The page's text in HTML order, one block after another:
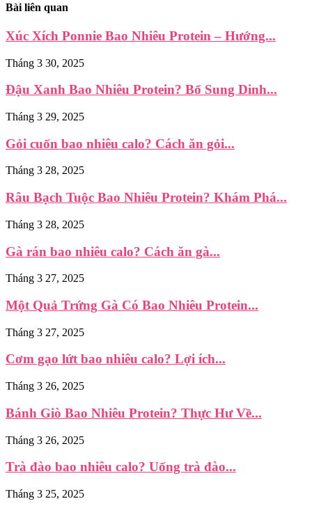
Bài liên quan
Xúc Xích Ponnie Bao Nhiêu Protein – Hướng...
Tháng 3 30, 2025
Đậu Xanh Bao Nhiêu Protein? Bổ Sung Dinh...
Tháng 3 29, 2025
Gỏi cuốn bao nhiêu calo? Cách ăn gỏi...
Tháng 3 28, 2025
Râu Bạch Tuộc Bao Nhiêu Protein? Khám Phá...
Tháng 3 28, 2025
Gà rán bao nhiêu calo? Cách ăn gà...
Tháng 3 27, 2025
Một Quả Trứng Gà Có Bao Nhiêu Protein...
Tháng 3 27, 2025
Cơm gạo lứt bao nhiêu calo? Lợi ích...
Tháng 3 26, 2025
Bánh Giò Bao Nhiêu Protein? Thực Hư Về...
Tháng 3 26, 2025
Trà đào bao nhiêu calo? Uống trà đào...
Tháng 3 25, 2025